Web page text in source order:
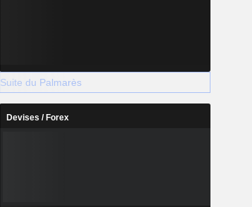
Suite du Palmarès
Devises / Forex